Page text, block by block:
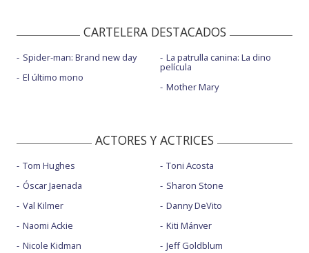
CARTELERA DESTACADOS
Spider-man: Brand new day
El último mono
La patrulla canina: La dino
película
Mother Mary
ACTORES Y ACTRICES
Tom Hughes
Óscar Jaenada
Val Kilmer
Naomi Ackie
Nicole Kidman
Toni Acosta
Sharon Stone
Danny DeVito
Kiti Mánver
Jeff Goldblum